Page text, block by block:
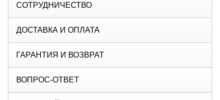
СОТРУДНИЧЕСТВО
ДОСТАВКА И ОПЛАТА
ГАРАНТИЯ И ВОЗВРАТ
ВОПРОС-ОТВЕТ